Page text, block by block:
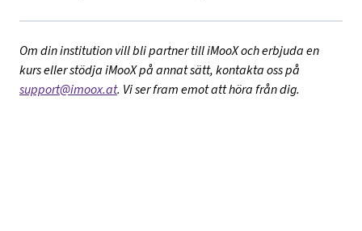
Om din institution vill bli partner till iMooX och erbjuda en
kurs eller stödja iMooX på annat sätt, kontakta oss på
support@imoox.at. Vi ser fram emot att höra från dig.